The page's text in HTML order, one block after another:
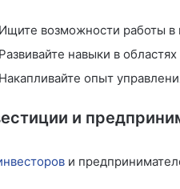
Ищите возможности работы
Развивайте навыки в
Накапливайте опыт
и
и